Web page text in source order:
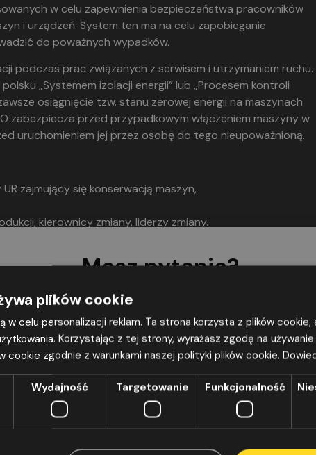
w celu zapewnienia bezpieczeństwa pracowników
i urządzeń. System ten ma na celu zapobieganie
do poważnych wypadków.
podczas prac związanych z serwisem i utrzymaniem ruchu.
„Systemem izolacji energii” lub „Procesem kontroli
osiągnięcie tzw. stanu zerowej energii na maszynach
zabezpiecza przed przypadkowym włączeniem maszyny w
uruchomieniem jej przez osobę do tego nieupoważnioną.
zajmujący się konserwacją maszyn,
kierownicy zmiany, liderzy zmiany.
plików cookie
w celu personalizacji reklam. Ta strona korzysta z plików cookie,
Korzystając z tej strony, wyrażasz zgodę na
cookie zgodnie z warunkami naszej polityki plików cookie.
Wydajność Targetowanie Funkcjonalność
Masz pytania?
Zostaw nr, a my
zgodę na przetwarzanie moich danych osobowych w postaci imienia,
i nr tel. (jeżeli został podany), podanych w powyższym formularzu,
rozporządzenia Parlamentu Europejskiego i Rady (UE) 2016/679 z dnia
sprawie ochrony osób fizycznych w związku z przetwarzaniem danych
swobodnego przepływu takich danych oraz uchylenia dyrektywy 95/46/